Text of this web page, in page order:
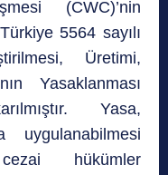
(CWC)’nin
5564 sayılı
Üretimi,
Yasaklanması
Yasa,
uygulanabilmesi
hükümler